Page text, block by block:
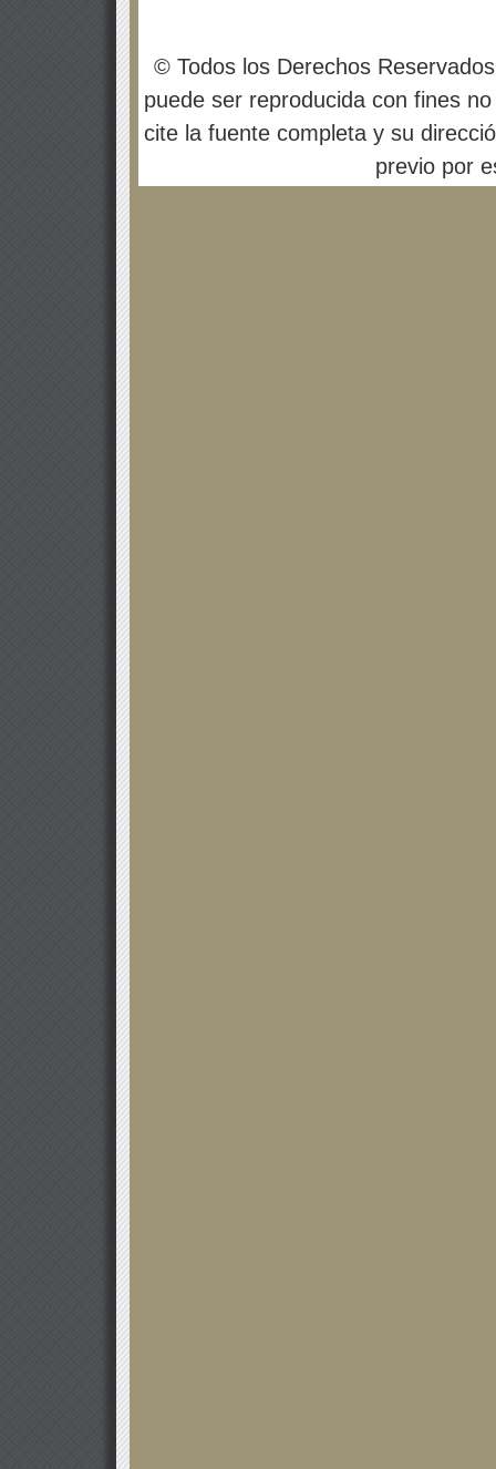
© Todos los Derechos
puede ser reproducida con fines
cite la fuente completa y su
previo por